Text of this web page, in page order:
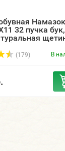
Намазок
32 пучка бук,
тёмная /
(179) В